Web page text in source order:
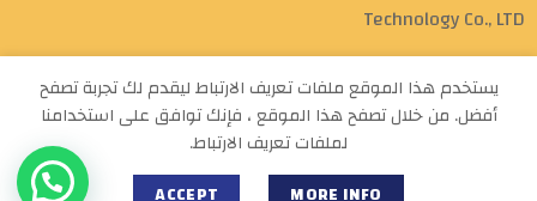
Technology Co., LTD
Designed by Masar Tech
يستخدم هذا الموقع ملفات تعريف الارتباط ليقدم لك تجربة تصفح
أفضل. من خلال تصفح هذا الموقع ، فإنك توافق على استخدامنا
لملفات تعريف الارتباط.